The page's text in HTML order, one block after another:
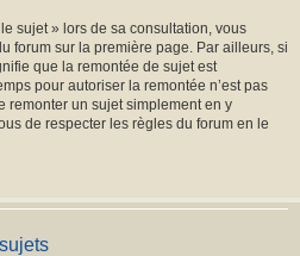
sujet » lors de sa consultation, vous
forum sur la première page. Par ailleurs, si
que la remontée de sujet est
pour autoriser la remontée n’est pas
remonter un sujet simplement en y
de respecter les règles du forum en le